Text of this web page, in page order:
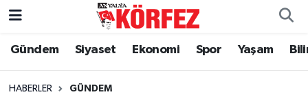
Gündem Siyaset Ekonomi Spor Yaşam
HABERLER GÜNDEM
Gündem
Siyaset
Nöbetçi Eczaneler
Hava Durumu